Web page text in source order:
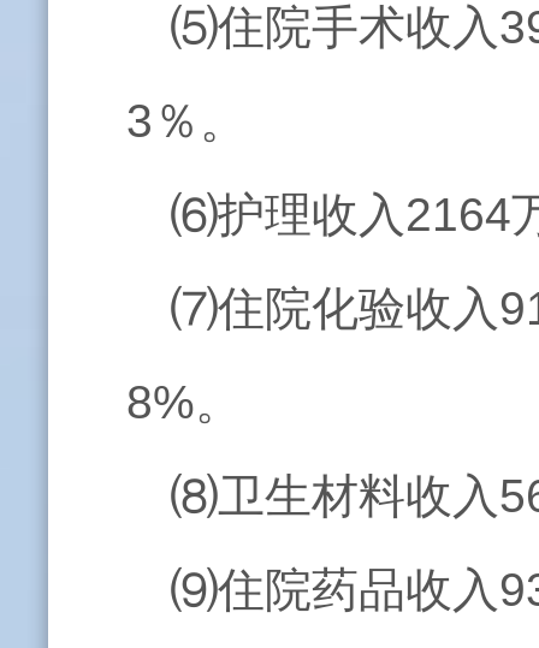
⑸住院手术收入
3％。
⑹护理收入2164
⑺住院化验收入
8%。
⑻卫生材料收入
⑼住院药品收入